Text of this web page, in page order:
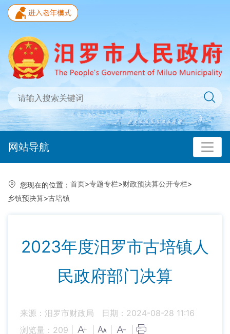
网站导航
您现在的位置： 首页>专题专栏>财政预决算公开专栏>
乡镇预决算>古培镇
2023年度汨罗市古培镇人
民政府部门决算
来源：汨罗市财政局
日期：2024-08-28 11:16
浏览量： 209